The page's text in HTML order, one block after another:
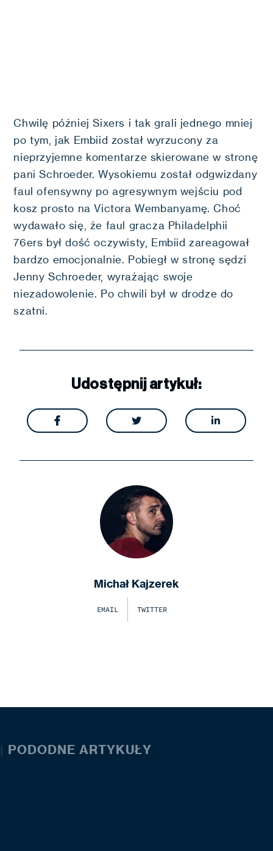
Chwilę później Sixers i tak grali jednego mniej
po tym, jak Embiid został wyrzucony za
nieprzyjemne komentarze skierowane w stronę
pani Schroeder. Wysokiemu został odgwizdany
faul ofensywny po agresywnym wejściu pod
kosz prosto na Victora Wembanyamę. Choć
wydawało się, że faul gracza Philadelphii
76ers był dość oczywisty, Embiid zareagował
bardzo emocjonalnie. Pobiegł w stronę sędzi
Jenny Schroeder, wyrażając swoje
niezadowolenie. Po chwili był w drodze do
szatni.
Udostępnij artykuł:
  
Michał Kajzerek
EMAIL TWITTER
| PODODNE ARTYKUŁY